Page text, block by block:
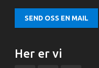
SEND OSS EN MAIL
Her er vi